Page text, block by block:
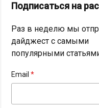
Подписаться на
Раз в неделю мы
дайджест с самыми
популярными
Email